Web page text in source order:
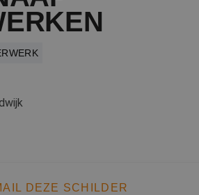
DEZE SCHILDER